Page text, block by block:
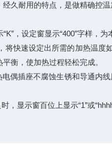
久耐用的特点，是做精确控温
，设定窗显示“400”字样，
将快速设定出所需的加热温
衡，使加热过程轻松完成。
偶插座不腐蚀生锈和导通内
显示窗百位上显示“1”或